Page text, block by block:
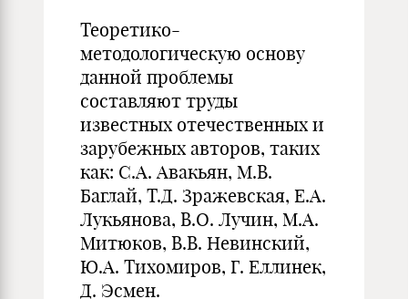
Теоретико-
методологическую основу
данной проблемы
составляют труды
известных отечественных и
зарубежных авторов, таких
как: С.А. Авакьян, М.В.
Баглай, Т.Д. Зражевская, Е.А.
Лукьянова, В.О. Лучин, М.А.
Митюков, В.В. Невинский,
Ю.А. Тихомиров, Г. Еллинек,
Д. Эсмен.